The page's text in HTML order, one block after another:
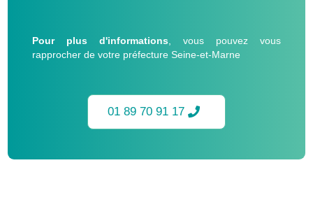
Pour plus d'informations , vous pouvez vous
rapprocher de votre préfecture Seine-et-Marne
01 89 70 91 17